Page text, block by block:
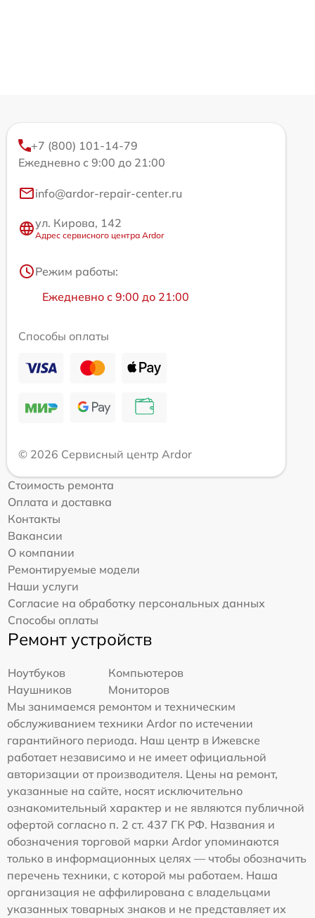
+7 (800) 101-14-79
Ежедневно с 9:00 до 21:00
info@ardor-repair-center.ru
ул. Кирова, 142
Адрес сервисного центра Ardor
Режим работы:
Ежедневно с 9:00 до 21:00
Способы оплаты
© 2026 Сервисный центр Ardor
Стоимость ремонта
Оплата и доставка
Контакты
Вакансии
О компании
Ремонтируемые модели
Наши услуги
Согласие на обработку персональных данных
Способы оплаты
Ремонт устройств
Ноутбуков
Компьютеров
Наушников
Мониторов
Мы занимаемся ремонтом и техническим
обслуживанием техники Ardor по истечении
гарантийного периода. Наш центр в Ижевске
работает независимо и не имеет официальной
авторизации от производителя. Цены на ремонт,
указанные на сайте, носят исключительно
ознакомительный характер и не являются публичной
офертой согласно п. 2 ст. 437 ГК РФ. Названия и
обозначения торговой марки Ardor упоминаются
только в информационных целях — чтобы обозначить
перечень техники, с которой мы работаем. Наша
организация не аффилирована с владельцами
указанных товарных знаков и не представляет их